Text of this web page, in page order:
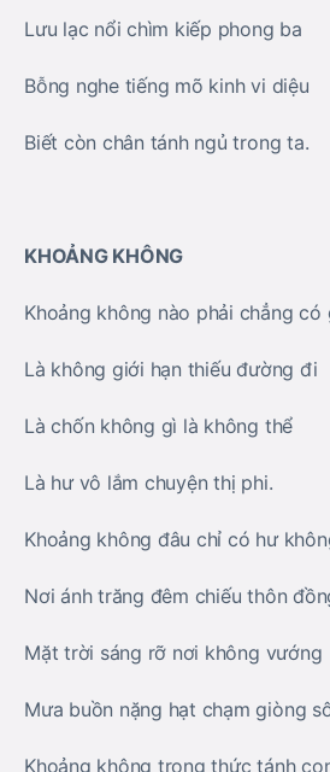
Lưu lạc nổi chìm kiếp phong ba
Bỗng nghe tiếng mõ kinh vi diệu
Biết còn chân tánh ngủ trong ta.
KHOẢNG KHÔNG
Khoảng không nào phải chẳng có
Là không giới hạn thiếu đường đi
Là chốn không gì là không thể
Là hư vô lắm chuyện thị phi.
Khoảng không đâu chỉ có hư
Nơi ánh trăng đêm chiếu thôn
Mặt trời sáng rỡ nơi không vướng
Mưa buồn nặng hạt chạm giòng
Khoảng không trong thức tánh